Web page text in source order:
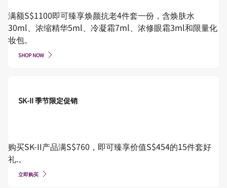
满额S$1100即可臻享焕颜抗老4件套一份，含焕肤水
30ml、浓缩精华5ml、冷凝霜7ml、浓修眼霜3ml和限量化
妆包。
SHOP NOW
SK-II 季节限定促销
购买SK-II产品满S$760，即可臻享价值S$454的15件套好
礼.。
立即购买